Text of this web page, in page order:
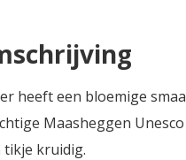
heeft een bloemige
Maasheggen
tikje kruidig.